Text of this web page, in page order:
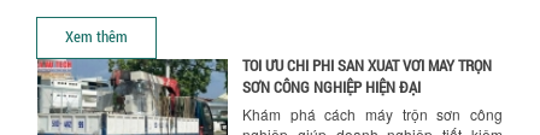
Xem thêm
NHỮNG TIÊU CHÍ QUAN TRỌNG KHI LỰA
CHỌN MÁY KHUẤY TRỘN HÓA CHẤT CHO
NHÀ MÁY